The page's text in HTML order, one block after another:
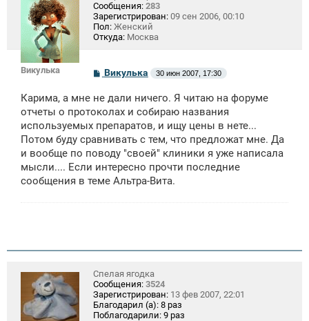
Викулька
Сообщения: 283
Зарегистрирован: 09 сен 2006, 00:10
Пол: Женский
Откуда: Москва
С
о
б
щ
н
и
Викулька 30 июн 2007, 17:30
Карима, а мне не дали ничего. Я читаю на форуме
отчеты о протоколах и собираю названия
используемых препаратов, и ищу цены в нете...
Потом буду сравнивать с тем, что предложат мне. Да
и вообще по поводу "своей" клиники я уже написала
мысли.... Если интересно прочти последние
сообщения в теме Альтра-Вита.
Спелая ягодка
Сообщения: 3524
Зарегистрирован: 13 фев 2007, 22:01
Благодарил (а): 8 раз
Поблагодарили: 9 раз